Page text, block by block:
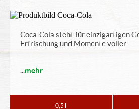
Coca-Cola steht für einzigartigen
Erfrischung und Momente voller
...mehr
0,5 l